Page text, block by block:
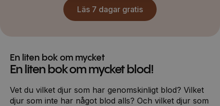
Läs 7 dagar gratis
En liten bok om mycket
En liten bok om mycket blod!
Vet du vilket djur som har genomskinligt blod? Vilket
djur som inte har något blod alls? Och vilket djur som